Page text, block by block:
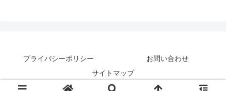
プライバシーポリシー
お問い合わせ
サイトマップ